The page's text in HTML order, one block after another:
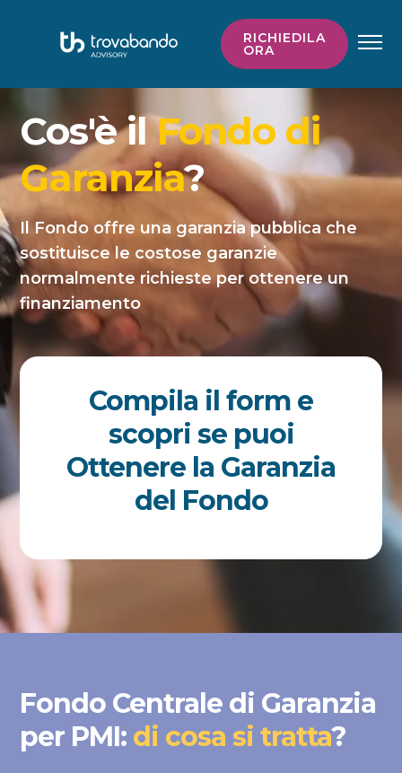
RICHIEDILA
ORA
Come funziona
FAQ e Modulistica
Il Nostro Supporto
Cos'è ilFondo di
Garanzia?
Il Fondo offre una garanzia pubblica che
sostituisce le costose garanzie
normalmente richieste per ottenere un
finanziamento
Compila il form e
scopri se puoi
Ottenere la Garanzia
del Fondo
Fondo Centrale di Garanzia
per PMI: di cosa si tratta?